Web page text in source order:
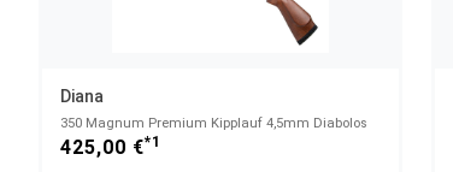
Diana
350 Magnum Premium Kipplauf 4,5mm Diabolos
425,00 €*1